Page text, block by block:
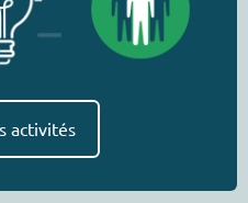
activités